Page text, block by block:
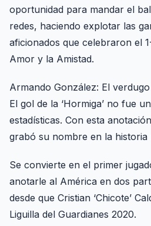
oportunidad para mandar el
redes, haciendo explotar las
aficionados que celebraron el
Amor y la Amistad.
Armando González: El
El gol de la ‘Hormiga’ no fue
estadísticas. Con esta
grabó su nombre en la historia
Se convierte en el primer
anotarle al América en dos
desde que Cristian ‘Chicote’
Liguilla del Guardianes 2020.